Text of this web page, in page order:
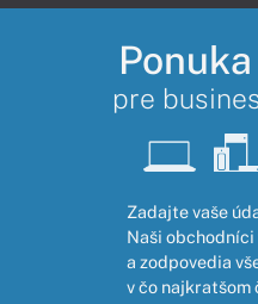
pre
Zadajte vaše
Naši
a zodpovedia
v čo najkratšom